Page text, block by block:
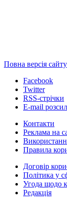
Повна версія сайту
Facebook
Twitter
RSS-стрічки
E-mail
Контакти
Реклама на
Правила
Договір
Політика у
Угода щодо
Редакція